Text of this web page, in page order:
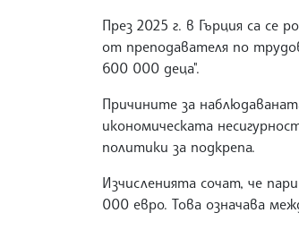
През 2025 г. в Гърция са се
от преподавателя по
600 000 деца".
Причините за
икономическата
политики за подкрепа.
Изчисленията сочат, че
000 евро. Това означава